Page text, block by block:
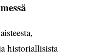
historiallisista